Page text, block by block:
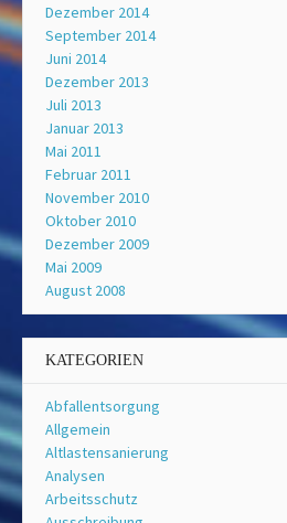
Dezember 2014
September 2014
Juni 2014
Dezember 2013
Juli 2013
Januar 2013
Mai 2011
Februar 2011
November 2010
Oktober 2010
Dezember 2009
Mai 2009
August 2008
KATEGORIEN
Abfallentsorgung
Allgemein
Altlastensanierung
Analysen
Arbeitsschutz